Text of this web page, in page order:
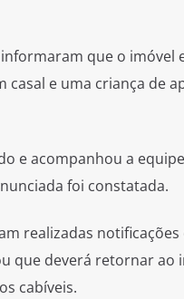
que o imóvel
e uma criança de
e acompanhou a
foi constatada.
realizadas notificações
que deverá retornar ao
cabíveis.